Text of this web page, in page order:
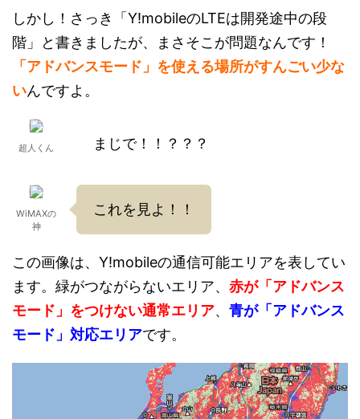
しかし！さっき「Y!mobileのLTEは開発途中の段
階」と書きましたが、まさそこが問題なんです！
「アドバンスモード」を使える場所がすんごい少な
いんですよ。
超人くん まじで！！？？？
WiMAXの
神
これを見よ！！
この画像は、Y!mobileの通信可能エリアを表してい
ます。緑がつながらないエリア、 赤が「アドバンス
モード」をつけない通常エリア、 青が「アドバンス
モード」対応エリアです。